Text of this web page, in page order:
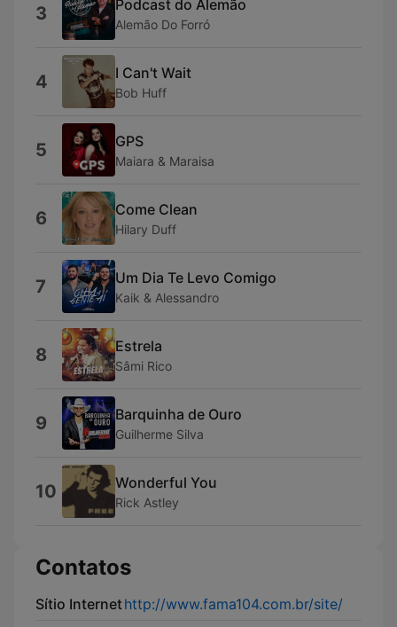
3 Podcast do Alemão
Alemão Do Forró
4 I Can't Wait
Bob Huff
5 GPS
Maiara & Maraisa
6 Come Clean
Hilary Duff
7 Um Dia Te Levo Comigo
Kaik & Alessandro
8 Estrela
Sâmi Rico
9 Barquinha de Ouro
Guilherme Silva
10 Wonderful You
Rick Astley
Contatos
Sítio Internethttp://www.fama104.com.br/site/